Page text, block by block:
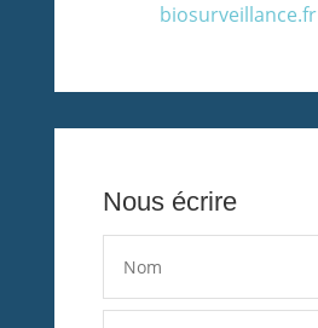
biosurveillance.fr
Nous écrire